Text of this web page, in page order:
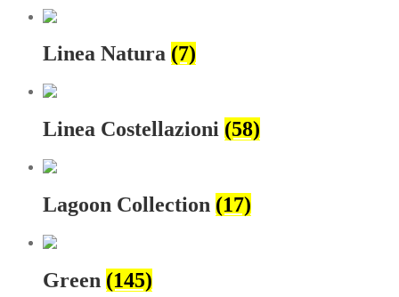
Linea Natura (7)
Linea Costellazioni (58)
Lagoon Collection (17)
Green (145)